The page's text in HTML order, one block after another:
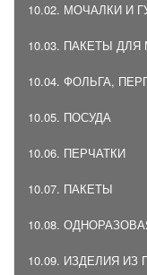
10.02. МОЧАЛКИ И
10.03. ПАКЕТЫ
10.04. ФОЛЬГА,
10.05. ПОСУДА
10.06. ПЕРЧАТКИ
10.07. ПАКЕТЫ
10.08.
10.09. ИЗДЕЛИЯ ИЗ